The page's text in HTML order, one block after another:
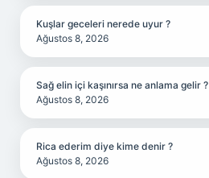
Kuşlar geceleri nerede uyur ?
Ağustos 8, 2026
Sağ elin içi kaşınırsa ne anlama gelir ?
Ağustos 8, 2026
Rica ederim diye kime denir ?
Ağustos 8, 2026